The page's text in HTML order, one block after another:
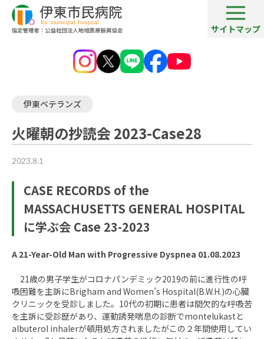
サイトマップ
火曜朝の抄読会 2023-Case28
伊東ベテランズ
火曜朝の抄読会 2023-Case28
2023.8.1
CASE RECORDS of the
MASSACHUSETTS GENERAL HOSPITAL
に学ぶ会 Case 23-2023
A 21-Year-Old Man with Progressive Dyspnea 01.08.2023
21歳の男子学生がコロナパンデミック2019の前に進行性の呼
吸困難を主訴にBrigham and Women’s Hospital(B.W.H.)の心臓
クリニックを受診しました。10代の初期に患者は間欠的な呼吸苦
を主訴に受診歴があり、運動誘発喘息の診断でmontelukastと
albuterol inhalerが頓用処方されましたがこの２年間使用してい